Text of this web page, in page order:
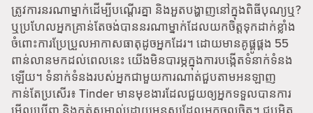
ត្រូវការនរណាម្នាក់ដើម្បីបណ្តើរគ្នា និងអួតបង្ហាញនៅក្នុងពិធីបុណ្យឬ?
ឬប្រហែលអ្នកគ្រាន់តែចង់បាននរណាម្នាក់ដែលយកចិត្តទុកដាក់ខ្លាំង
ចំពោះការប្រែប្រួលអាកាសធាតុដូចអ្នកដែរ។ ដោយមានគូផ្គូផ្គង 55
ពាន់លានមកដល់ពេលនេះ យើងមិនបារម្ភក្នុងការបង្កើតទំនាក់ទំនង
ឡើយ។ ទំនាក់ទំនងរបស់អ្នកជាមួយការណាត់ជួបតាមអនឡាញ
កាន់តែប្រសើរ៖ Tinder មានមុខងារដែលជួយឲ្យអ្នកទទួលបានការ